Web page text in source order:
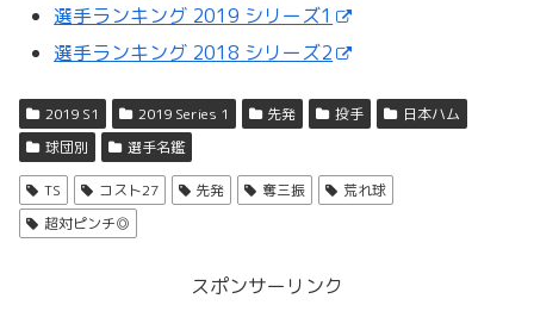
選手ランキング 2019 シリーズ1
選手ランキング 2018 シリーズ2
2019 S1 2019 Series 1 先発 投手
日本ハム
球団別
選手名鑑
TS コスト27 先発 奪三振
荒れ球
超対ピンチ◎
スポンサーリンク